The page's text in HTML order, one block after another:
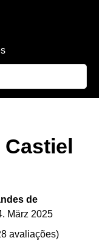
de
März 2025
avaliações)